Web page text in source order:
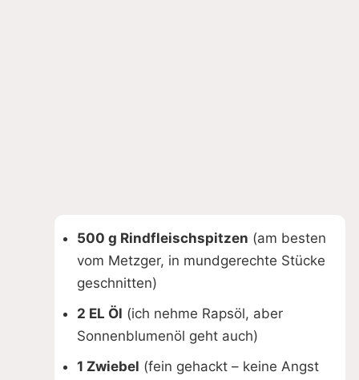
500 g Rindfleischspitzen (am besten
vom Metzger, in mundgerechte Stücke
geschnitten)
2 EL Öl (ich nehme Rapsöl, aber
Sonnenblumenöl geht auch)
1 Zwiebel (fein gehackt – keine Angst